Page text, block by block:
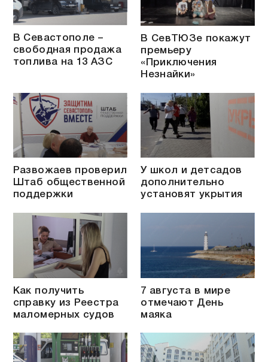
В Севастополе –
свободная продажа
топлива на 13 АЗС
В СевТЮЗе покажут
премьеру
«Приключения
Незнайки»
Развожаев проверил
Штаб общественной
поддержки
У школ и детсадов
дополнительно
установят укрытия
Как получить
справку из Реестра
маломерных судов
7 августа в мире
отмечают День
маяка